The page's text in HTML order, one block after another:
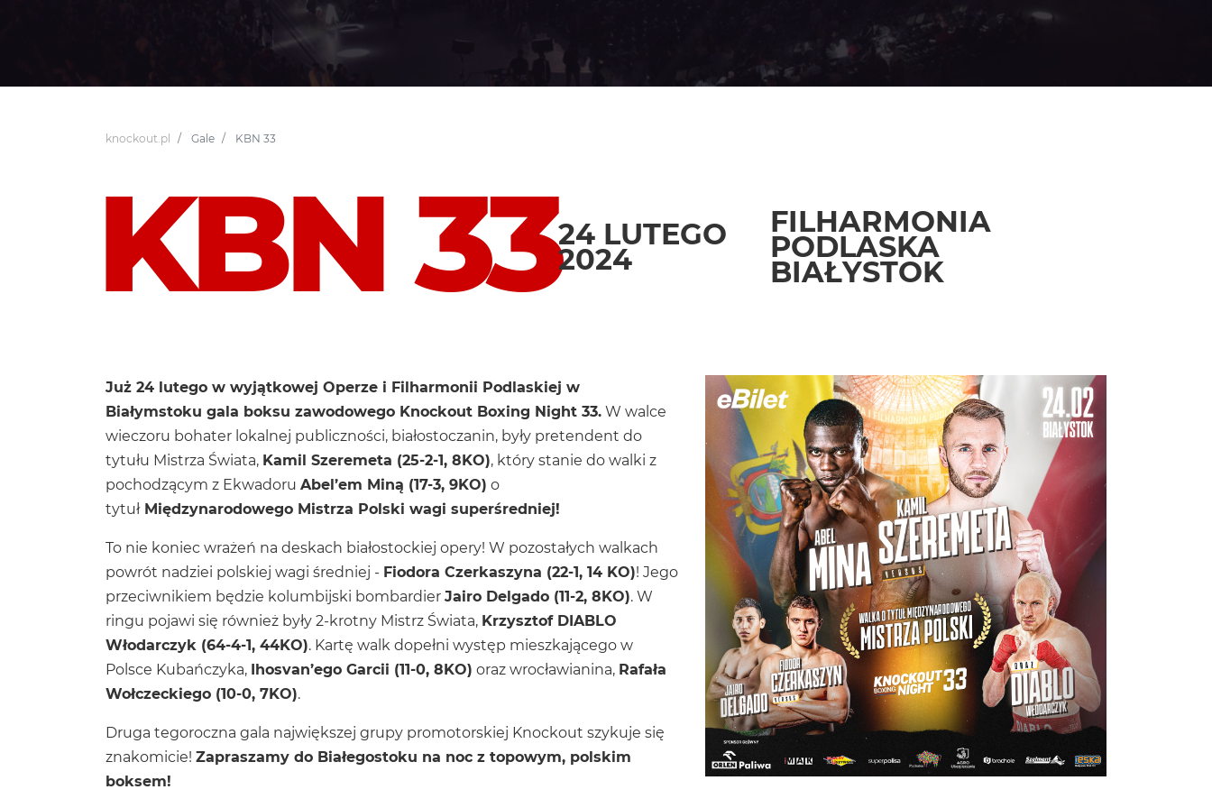
knockout.pl Gale KBN 33
KBN 3324 LUTEGO
2024
FILHARMONIA
PODLASKA
BIAŁYSTOK
Już 24 lutego w wyjątkowej Operze i Filharmonii Podlaskiej w
Białymstoku gala boksu zawodowego Knockout Boxing Night 33. W walce
wieczoru bohater lokalnej publiczności, białostoczanin, były pretendent do
tytułu Mistrza Świata, Kamil Szeremeta (25-2-1, 8KO), który stanie do walki z
pochodzącym z Ekwadoru Abel’em Miną (17-3, 9KO) o
tytułMiędzynarodowego Mistrza Polski wagi superśredniej!
To nie koniec wrażeń na deskach białostockiej opery! W pozostałych walkach
powrót nadziei polskiej wagi średniej - Fiodora Czerkaszyna (22-1, 14 KO)! Jego
przeciwnikiem będzie kolumbijski bombardier Jairo Delgado (11-2, 8KO). W
ringu pojawi się również były 2-krotny Mistrz Świata, Krzysztof DIABLO
Włodarczyk (64-4-1, 44KO). Kartę walk dopełni występ mieszkającego w
Polsce Kubańczyka, Ihosvan’ego Garcii (11-0, 8KO) oraz wrocławianina, Rafała
Wołczeckiego (10-0, 7KO).
Druga tegoroczna gala największej grupy promotorskiej Knockout szykuje się
znakomicie! Zapraszamy do Białegostoku na noc z topowym, polskim
boksem!